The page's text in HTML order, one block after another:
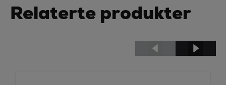
Relaterte produkter